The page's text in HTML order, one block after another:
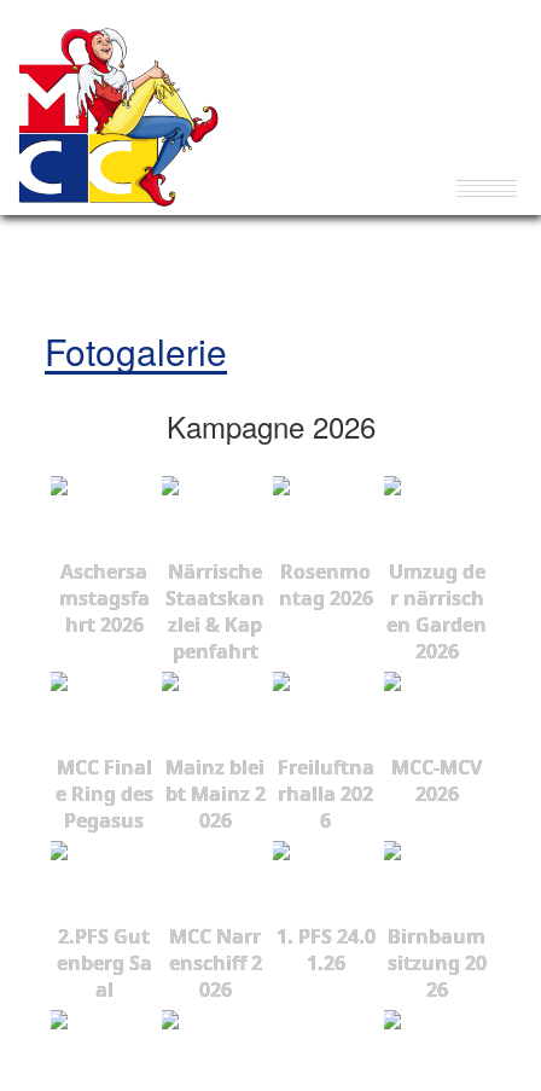
Fotogalerie
Kampagne 2026
Aschersa
mstagsfa
hrt 2026
Närrische
Staatskan
zlei & Kap
penfahrt
Rosenmo
ntag 2026
Umzug de
r närrisch
en Garden
2026
MCC Final
e Ring des
Pegasus
Mainz blei
bt Mainz 2
026
Freiluftna
rhalla 202
6
MCC-MCV
2026
2.PFS Gut
enberg Sa
al
MCC Narr
enschiff 2
026
1. PFS 24.0
1.26
Birnbaum
sitzung 20
26